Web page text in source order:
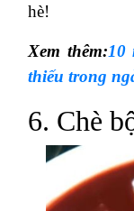
hè!
Xem thêm:10
thiếu trong
6. Chè